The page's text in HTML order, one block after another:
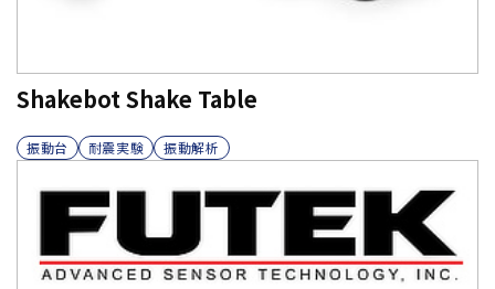
Shakebot Shake Table
振動台 耐震実験 振動解析